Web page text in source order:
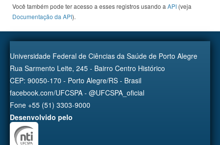
Você também pode ter acesso a esses registros usando a API (veja
Documentação da API).
Universidade Federal de Ciências da Saúde de Porto Alegre
Rua Sarmento Leite, 245 - Bairro Centro Histórico
CEP: 90050-170 - Porto Alegre/RS - Brasil
facebook.com/UFCSPA - @UFCSPA_oficial
Fone +55 (51) 3303-9000
Desenvolvido pelo